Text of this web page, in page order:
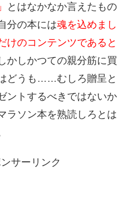
とはなかなか言えたもの
分の本には魂を込めまし
けのコンテンツであると
かしかつての親分筋に買
どうも……むしろ贈呈と
ントするべきではないか
ラソン本を熟読しろとは
サーリンク